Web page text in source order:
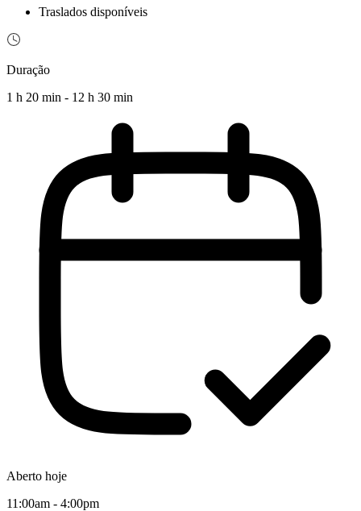
Traslados disponíveis
Duração
1 h 20 min - 12 h 30 min
Aberto hoje
11:00am - 4:00pm